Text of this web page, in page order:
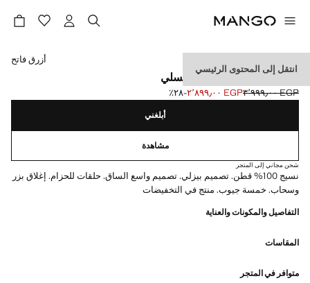
انتقل إلى المحتوى الرئيسي
جينز واسع الساق بنقشة بايسلي
السعر الأول محذوف [EGP ٣٬٩٩٩٫٠٠ ]
EGP ٣٬٩٩٩٫٠٠
السعر الحالي [EGP ٢٬٨٩٩٫٠٠ ] EGP ٢٬٨٩٩٫٠٠ ؜-٢٨٪؜
حدد اللون
أزرق فاتح
أبلغني
مشاهدة
شحن مجاني إلى المتجر
نسيج 100% قطن. تصميم بيزلي. تصميم واسع الساق. حلقات للحزام. إغلاق بزر
وسحاب. خمسة جيوب. منتج في التخفيضات
التفاصيل والمكونات والعناية
المقاسات
متوافر في المتجر